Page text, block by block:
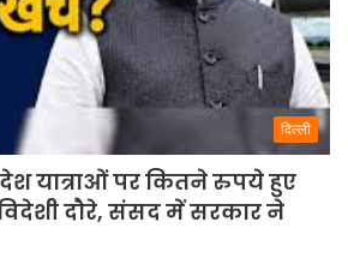
दिल्ली
यात्राओं पर कितने रुपये हुए
दौरे, संसद में सरकार ने